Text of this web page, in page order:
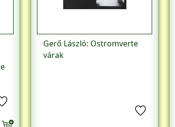
Gerő László: Ostromverte
várak